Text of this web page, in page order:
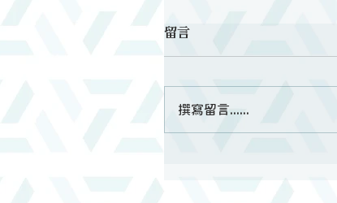
留言
撰寫留言......